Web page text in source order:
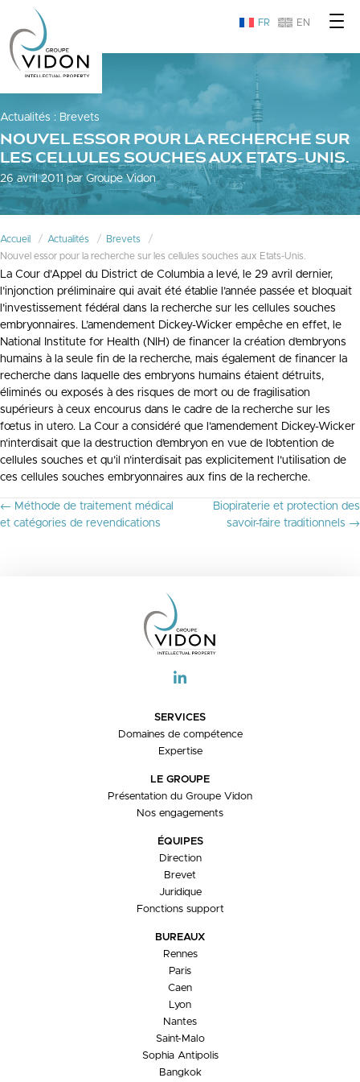
FR EN
Actualités : Brevets
NOUVEL ESSOR POUR LA RECHERCHE SUR
LES CELLULES SOUCHES AUX ETATS-UNIS.
26 avril 2011 par Groupe Vidon
Accueil Actualités
Brevets
Nouvel essor pour la recherche sur les cellules souches aux Etats-Unis.
La Cour d’Appel du District de Columbia a levé, le 29 avril dernier,
l’injonction préliminaire qui avait été établie l’année passée et bloquait
l’investissement fédéral dans la recherche sur les cellules souches
embryonnaires. L’amendement Dickey-Wicker empêche en effet, le
National Institute for Health (NIH) de financer la création d’embryons
humains à la seule fin de la recherche, mais également de financer la
recherche dans laquelle des embryons humains étaient détruits,
éliminés ou exposés à des risques de mort ou de fragilisation
supérieurs à ceux encourus dans le cadre de la recherche sur les
fœtus in utero. La Cour a considéré que l’amendement Dickey-Wicker
n’interdisait que la destruction d’embryon en vue de l’obtention de
cellules souches et qu’il n’interdisait pas explicitement l’utilisation de
ces cellules souches embryonnaires aux fins de la recherche.
P
O
Biopiraterie et protection des
savoir-faire traditionnels →
← Méthode de traitement médical
et catégories de revendications
SERVICES
Domaines de compétence
Expertise
LE GROUPE
Présentation du Groupe Vidon
Nos engagements
ÉQUIPES
Direction
Brevet
Juridique
Fonctions support
BUREAUX
Rennes
Paris
Caen
Lyon
Nantes
Saint-Malo
Sophia Antipolis
Bangkok